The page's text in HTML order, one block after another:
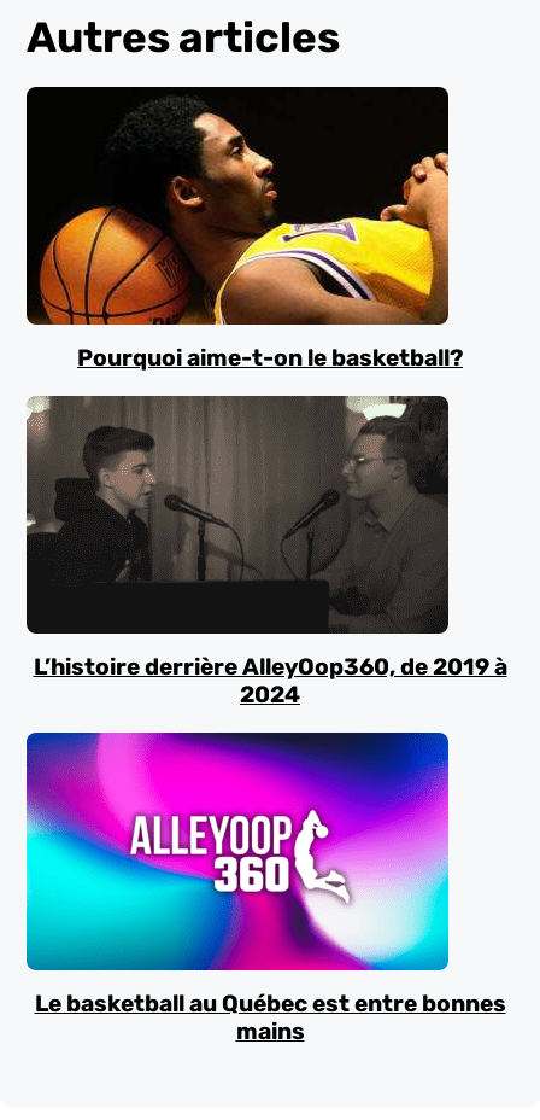
Autres articles
Pourquoi aime-t-on le basketball?
L’histoire derrière AlleyOop360, de 2019 à
2024
Le basketball au Québec est entre bonnes
mains